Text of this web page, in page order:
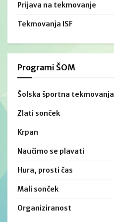
Prijava na tekmovanje
Tekmovanja ISF
Programi ŠOM
Šolska športna tekmovanja
Zlati sonček
Krpan
Naučimo se plavati
Hura, prosti čas
Mali sonček
Organiziranost